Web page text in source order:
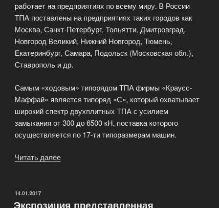
работает на предприятиях по всему миру. В России
ТПА поставлены на предприятиях таких городов как
Москва, Санкт-Петербург, Тольятти, Дмитровград,
Новгород Великий, Нижний Новгород, Тюмень,
Екатеринбург, Самара, Подольск (Московская обл.),
Ставрополь и др.
Самым «ходовым» типорядом ТПА фирмы «Краусс-
Маффай» является типоряд «С», который охватывает
широкий спектр двухплитных ТПА с усилием
замыкания от 300 до 6500 кН, поставка которого
осуществляется по 17-ти типоразмерам машин.
Читать далее
ОПУБЛИКОВАНО
14.01.2017
Экспозиция представленная